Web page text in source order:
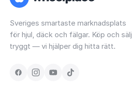
Sveriges smartaste marknadsplats
för hjul, däck och fälgar. Köp och sälj
tryggt — vi hjälper dig hitta rätt.